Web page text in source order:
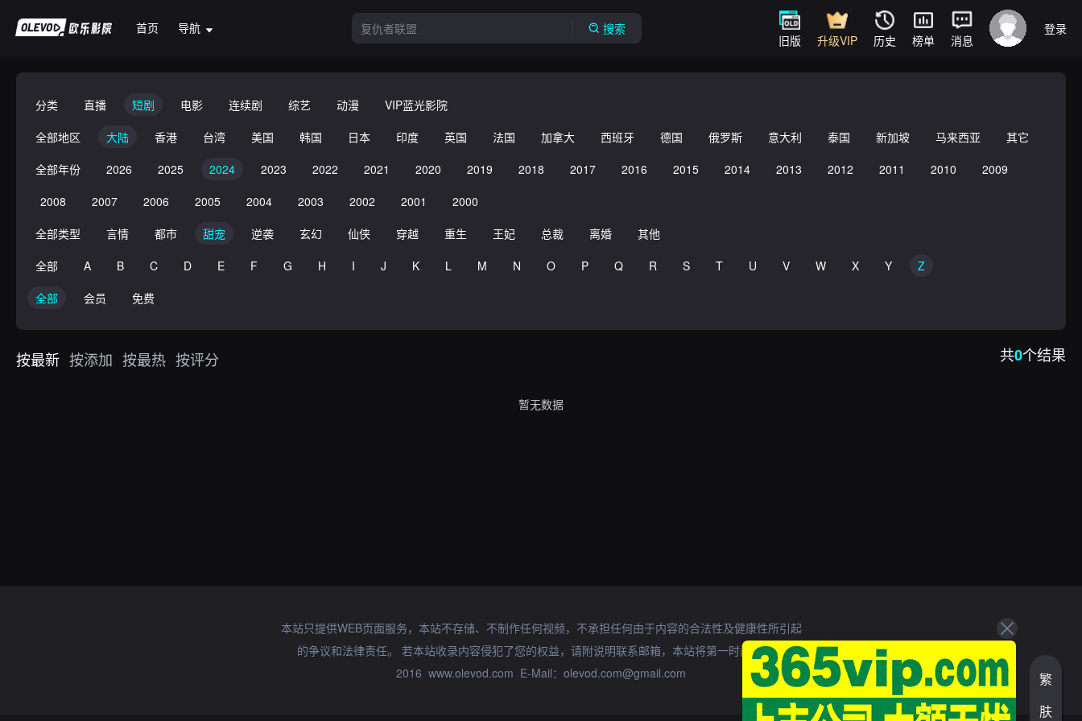
首页 导航 搜索
旧版 升级VIP 历史 榜单 消息
登录
分类 直播 短剧 电影 连续剧 综艺 动漫
VIP蓝光影院
全部地区
大陆 香港 台湾 美国 韩国 日本 印度 英国 法国 加拿大 西班牙 德国 俄罗斯 意大利 泰国 新加坡 马来西亚
其它
全部年份
2026 2025 2024 2023 2022 2021 2020 2019 2018 2017 2016 2015 2014 2013 2012 2011 2010
2009
2008
2007 2006 2005 2004 2003 2002 2001
2000
全部类型
言情 都市 甜宠 逆袭 玄幻 仙侠 穿越 重生 王妃 总裁 离婚
其他
全部
A B C D E F G H I J K L M N O P Q R S T U V W X Y
Z
全部
会员 免费
按最新 按添加 按最热 按评分 共0个结果
暂无数据
本站只提供WEB页面服务，本站不存储、不制作任何视频，不承担任何由于内容的合法性及健康性所引起
的争议和法律责任。 若本站收录内容侵犯了您的权益，请附说明联系邮箱，本站将第一时间处理。
2016 www.olevod.com E-Mail：olevod.com@gmail.com
繁
肤